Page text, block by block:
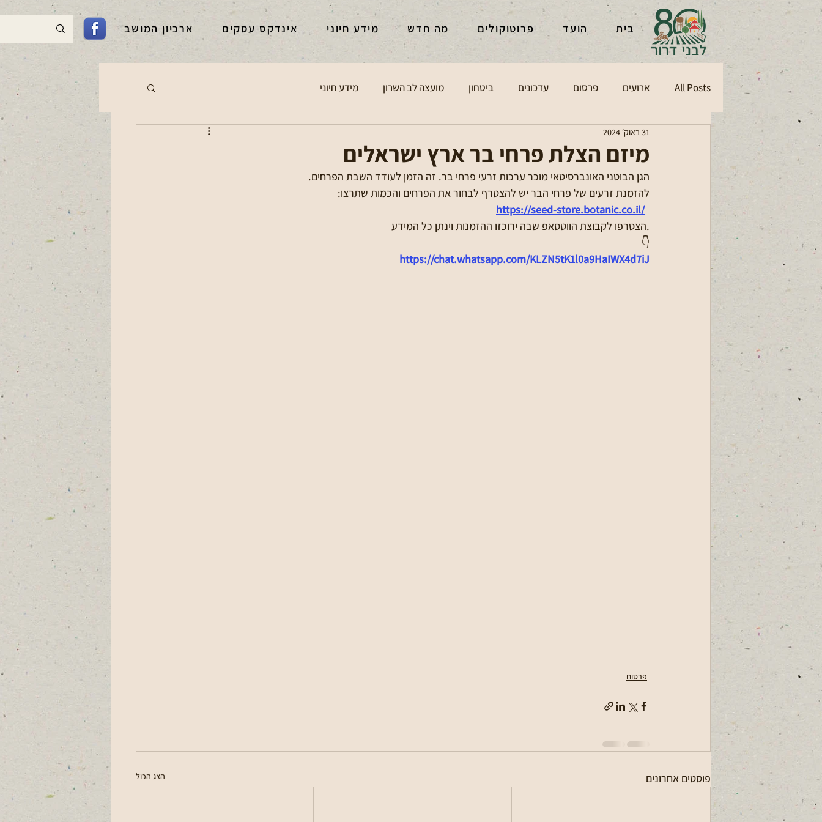
בית הועד פרוטוקולים מה חדש מידע חיוני אינדקס עסקים ארכיון המושב
All Posts ארועים פרסום עדכונים ביטחון מועצה לב השרון מידע חיוני
מיזם הצלת פרחי בר ארץ ישראלים
31 באוק׳ 2024
הגן הבוטני האונברסיטאי מוכר ערכות זרעי פרחי בר. זה הזמן לעודד השבת הפרחים.
להזמנת זרעים של פרחי הבר יש להצטרף לבחור את הפרחים והכמות שתרצו:
https://seed-store.botanic.co.il/
הצטרפו לקבוצת הווטסאפ שבה ירוכזו ההזמנות וינתן כל המידע.
👇
https://chat.whatsapp.com/KLZN5tK1l0a9HaIWX4d7iJ
פרסום
פוסטים אחרונים הצג הכול